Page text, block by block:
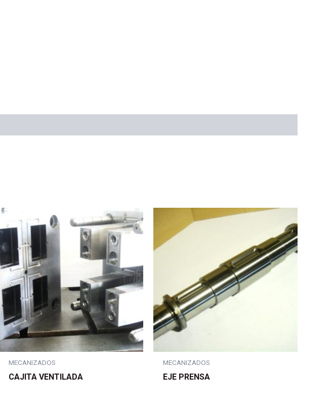
MECANIZADOS
CAJITA VENTILADA
MECANIZADOS
EJE PRENSA